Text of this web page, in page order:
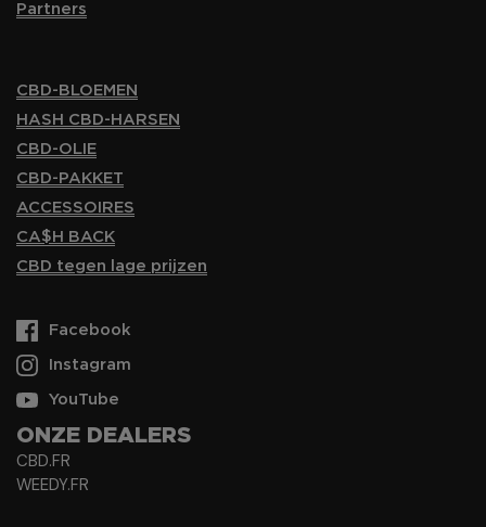
Partners
CBD-BLOEMEN
HASH CBD-HARSEN
CBD-OLIE
CBD-PAKKET
ACCESSOIRES
CA$H BACK
CBD tegen lage prijzen
Facebook
Instagram
YouTube
ONZE DEALERS
CBD.FR
WEEDY.FR